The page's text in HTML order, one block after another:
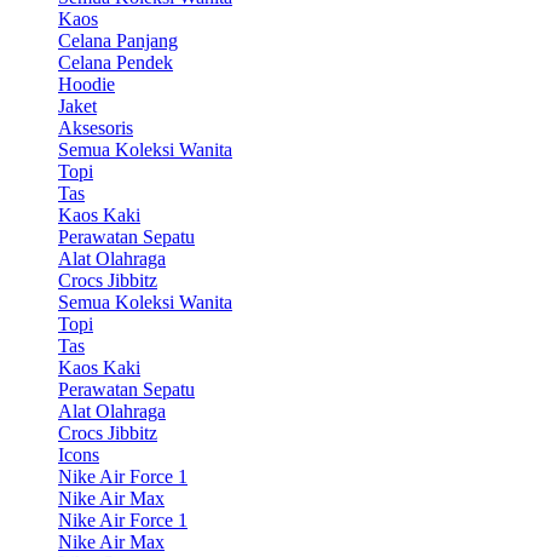
Kaos
Celana Panjang
Celana Pendek
Hoodie
Jaket
Aksesoris
Semua Koleksi Wanita
Topi
Tas
Kaos Kaki
Perawatan Sepatu
Alat Olahraga
Crocs Jibbitz
Semua Koleksi Wanita
Topi
Tas
Kaos Kaki
Perawatan Sepatu
Alat Olahraga
Crocs Jibbitz
Icons
Nike Air Force 1
Nike Air Max
Nike Air Force 1
Nike Air Max